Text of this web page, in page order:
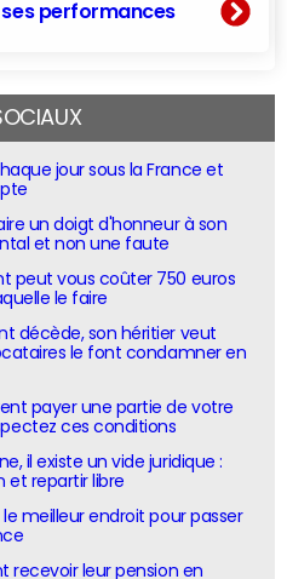
performances
jour sous la France et
un doigt d'honneur à son
et non une faute
peut vous coûter 750 euros
le faire
décède, son héritier veut
le font condamner en
payer une partie de votre
ces conditions
il existe un vide juridique :
et repartir libre
meilleur endroit pour passer
recevoir leur pension en